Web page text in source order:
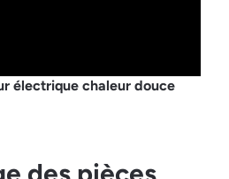
électrique chaleur douce